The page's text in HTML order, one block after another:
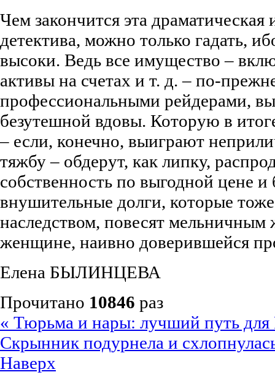
Чем закончится эта драматическая
детектива, можно только гадать,
высоки. Ведь все имущество –
активы на счетах и т. д. – по-
профессиональными рейдерами,
безутешной вдовы. Которую в
– если, конечно, выиграют
тяжбу – обдерут, как липку,
собственность по выгодной цене
внушительные долги, которые
наследством, повесят
женщине, наивно доверившейся
Елена БЫЛИНЦЕВА
Прочитано 10846 раз
« Тюрьма и нары: лучший путь для
Скрынник подурнела и
Наверх